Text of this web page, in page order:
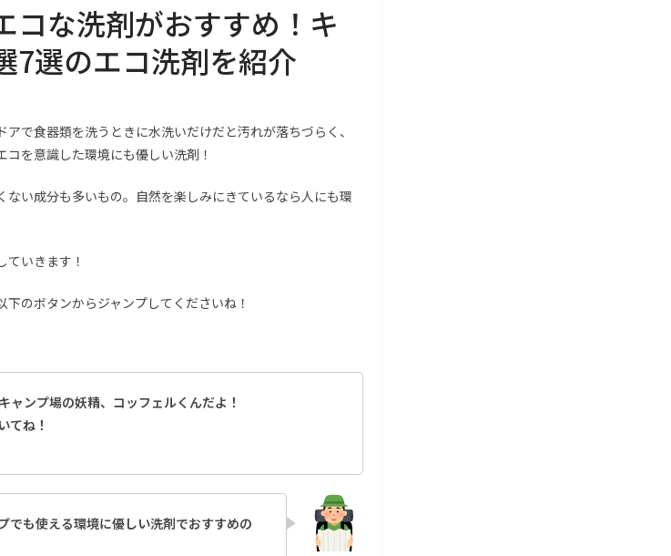
コな洗剤がおすすめ！キ
7選のエコ洗剤を紹介
で食器類を洗うときに水洗いだけだと汚れが落ちづらく、
を意識した環境にも優しい洗剤！
い成分も多いもの。自然を楽しみにきているなら人にも環
いきます！
のボタンからジャンプしてくださいね！
ャンプ場の妖精、コッフェルくんだよ！
てね！
でも使える環境に優しい洗剤でおすすめの